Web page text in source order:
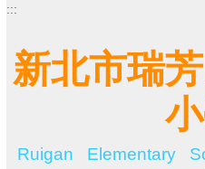
跳
主
要
內
:::
新北市瑞
Ruigan Elementary